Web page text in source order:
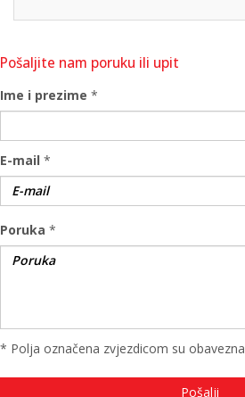
Pošaljite nam poruku ili upit
Ime i prezime *
E-mail *
Poruka *
* Polja označena zvjezdicom su obavezna